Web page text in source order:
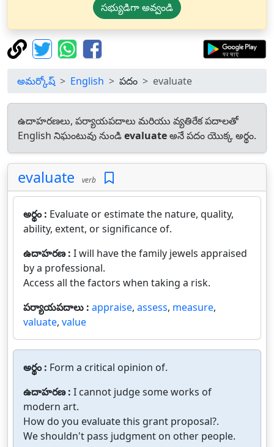
సభ్యుడిగా అవ్వండి
అమర్కోష్ English పదం evaluate
ఉదాహరణలు, పర్యాయపదాలు మరియు వ్యతిరేక పదాలతో
English నిఘంటువు నుండిevaluateఅనే పదం యొక్క అర్థం.
evaluate verb
అర్థం : Evaluate or estimate the nature, quality,
ability, extent, or significance of.
ఉదాహరణ : I will have the family jewels appraised
by a professional.
Access all the factors when taking a risk.
పర్యాయపదాలు : appraise, assess, measure,
valuate, value
అర్థం : Form a critical opinion of.
ఉదాహరణ : I cannot judge some works of
modern art.
How do you evaluate this grant proposal?.
We shouldn't pass judgment on other people.